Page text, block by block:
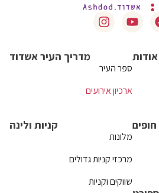
אודות מדריך העיר אשדוד
ספר העיר
ארכיון אירועים
חופים קניות ולינה
מלונות
מרכזי קניות גדולים
שווקים וקניות